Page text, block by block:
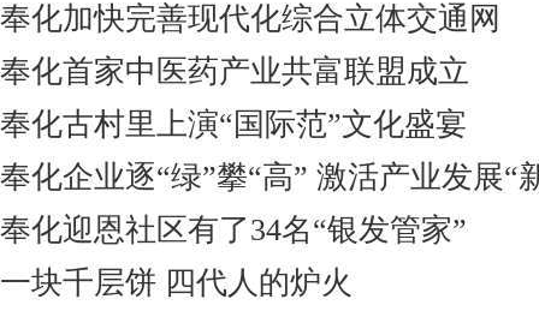
奉化加快完善现代化综合立体交通网
奉化首家中医药产业共富联盟成立
奉化古村里上演“国际范”文化盛宴
奉化企业逐“绿”攀“高” 激活产业发展“
奉化迎恩社区有了34名“银发管家”
一块千层饼 四代人的炉火